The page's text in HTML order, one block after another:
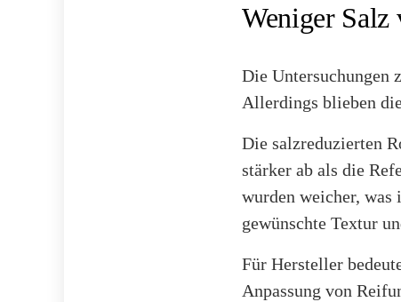
Weniger
Die Untersuchungen
Allerdings blieben
Die salzreduzierten
stärker ab als die
wurden weicher, was
gewünschte Textur
Für Hersteller
Anpassung von